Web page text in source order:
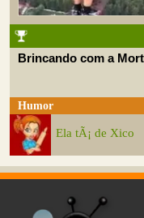
Brincando com a
Humor
Ela tÃ¡ de Xico